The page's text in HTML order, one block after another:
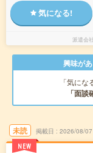
気になる!
派遣会社
興味が
「気に
「面談
未読
NEW
掲載日 2026/08/07